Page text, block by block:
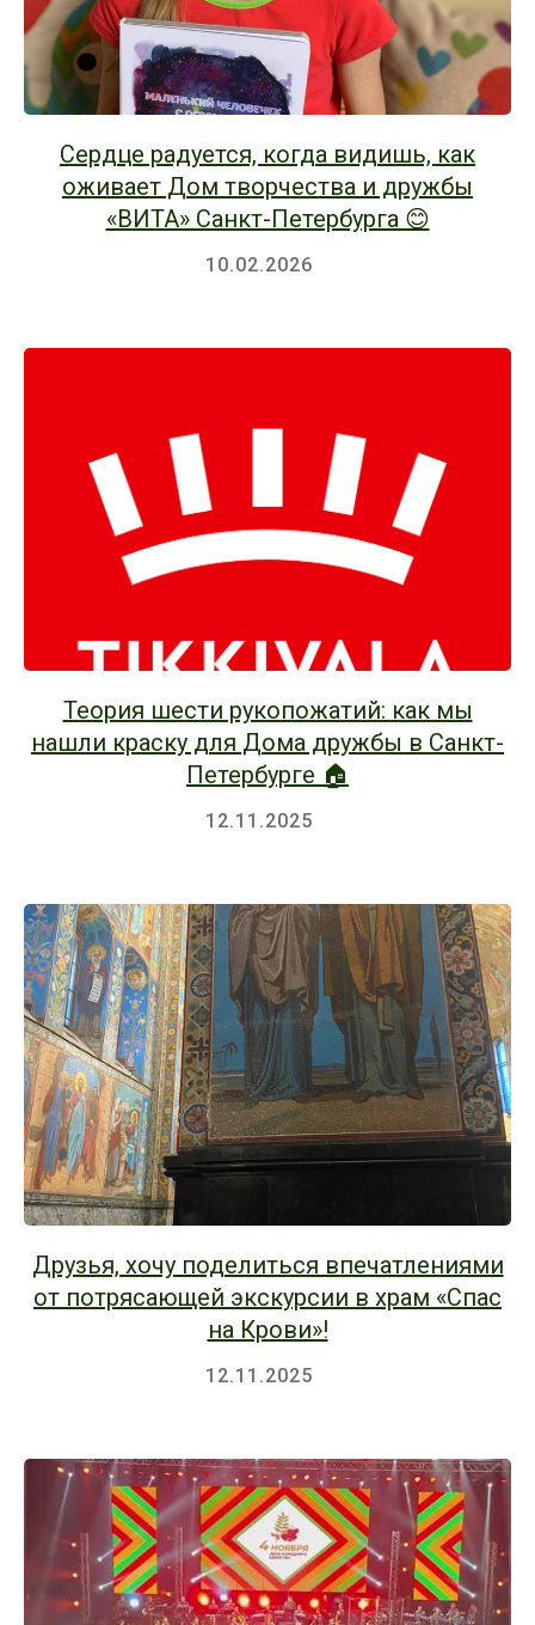
Сердце радуется, когда видишь, как
оживает Дом творчества и дружбы
«ВИТА» Санкт-Петербурга 😊
10.02.2026
Теория шести рукопожатий: как мы
нашли краску для Дома дружбы в Санкт-
Петербурге 🏠
12.11.2025
Друзья, хочу поделиться впечатлениями
от потрясающей экскурсии в храм «Спас
на Крови»!
12.11.2025